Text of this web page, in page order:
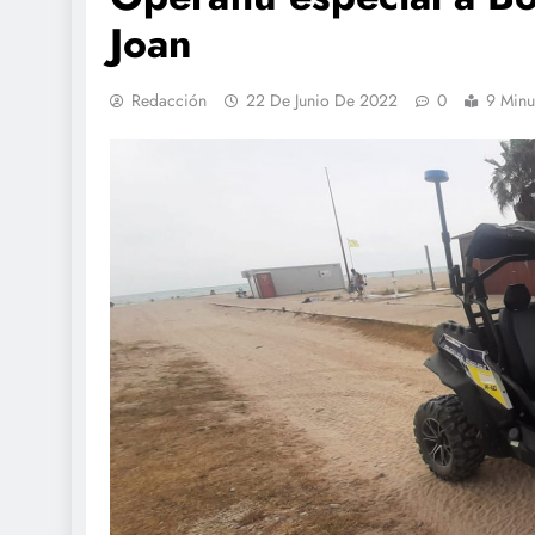
Joan
Redacción 22 De Junio De 2022 0 9